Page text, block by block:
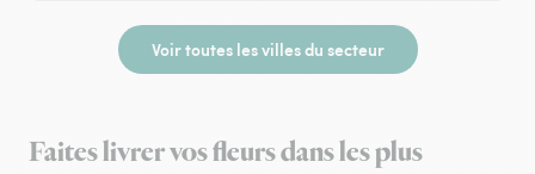
Voir toutes les villes du secteur
Faites livrer vos fleurs dans les plus